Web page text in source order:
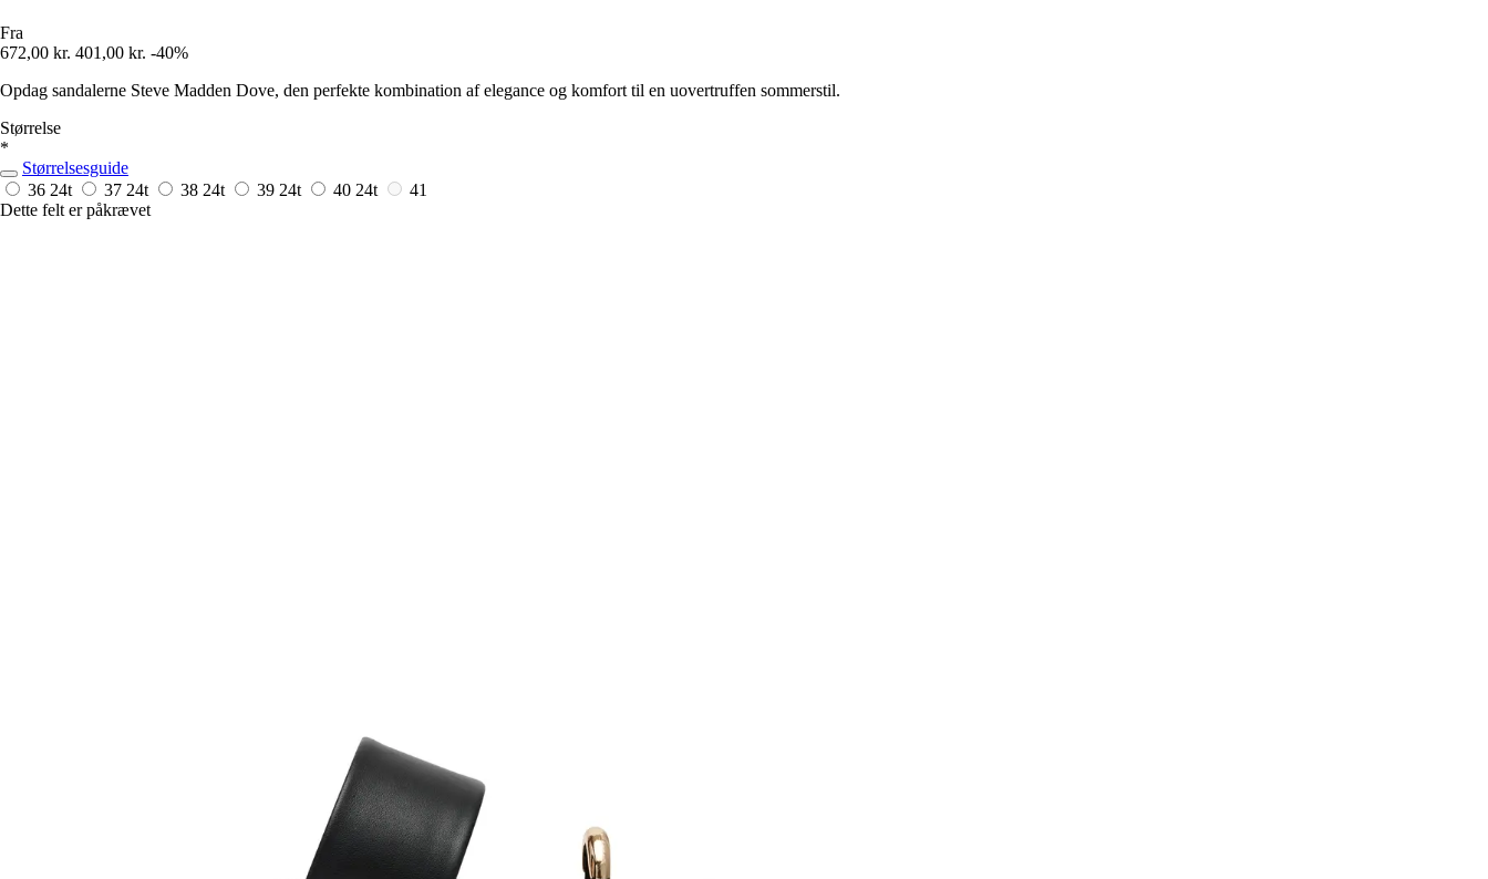
Fra
672,00 kr. 401,00 kr. -40%
Opdag sandalerne Steve Madden Dove, den perfekte kombination af elegance og komfort til en uovertruffen sommerstil.
Størrelse
*
Størrelsesguide
36 24t 37 24t 38 24t 39 24t 40 24t
41
Dette felt er påkrævet